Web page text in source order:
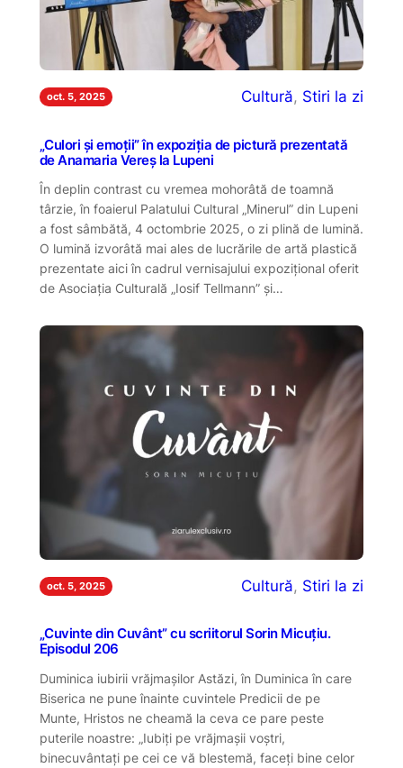
oct. 5, 2025 Cultură, Stiri la zi
„Culori și emoții” în expoziția de pictură prezentată
de Anamaria Vereș la Lupeni
În deplin contrast cu vremea mohorâtă de toamnă
târzie, în foaierul Palatului Cultural „Minerul” din Lupeni
a fost sâmbătă, 4 octombrie 2025, o zi plină de lumină.
O lumină izvorâtă mai ales de lucrările de artă plastică
prezentate aici în cadrul vernisajului expozițional oferit
de Asociația Culturală „Iosif Tellmann” și…
oct. 5, 2025 Cultură, Stiri la zi
„Cuvinte din Cuvânt” cu scriitorul Sorin Micuțiu.
Episodul 206
Duminica iubirii vrăjmașilor Astăzi, în Duminica în care
Biserica ne pune înainte cuvintele Predicii de pe
Munte, Hristos ne cheamă la ceva ce pare peste
puterile noastre: „Iubiţi pe vrăjmaşii voştri,
binecuvântaţi pe cei ce vă blestemă, faceţi bine celor